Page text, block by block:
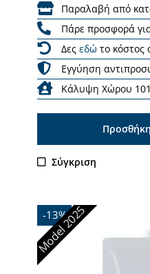
Παραλαβή από
Πάρε προσφορά
Δες εδώ το κόστος
Εγγύηση
Κάλυψη Χώρου
Σύγκριση
-13%
Model 2025